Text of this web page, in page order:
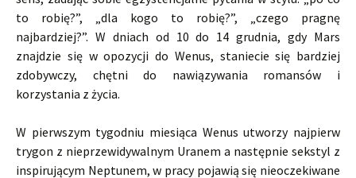
to robię?”, „dla kogo to robię?”, „czego pragnę
najbardziej?”. W dniach od 10 do 14 grudnia, gdy Mars
znajdzie się w opozycji do Wenus, staniecie się bardziej
zdobywczy, chętni do nawiązywania romansów i
korzystania z życia.
W pierwszym tygodniu miesiąca Wenus utworzy najpierw
trygon z nieprzewidywalnym Uranem a następnie sekstyl z
inspirującym Neptunem, w pracy pojawią się nieoczekiwane